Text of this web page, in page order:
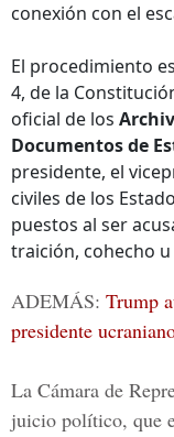
conexión con el
El procedimiento
4, de la
oficial de los
Documentos de
presidente, el
civiles de los
puestos al ser
traición, cohecho
ADEMÁS: Trump
presidente
La Cámara de
juicio político, que